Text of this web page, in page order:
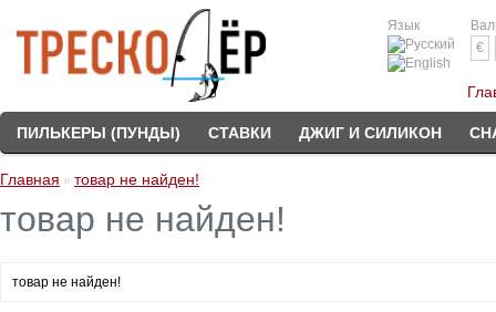
Язык
€
ПИЛЬКЕРЫ (ПУНДЫ) СТАВКИ ДЖИГ И СИЛИКОН
Главная » товар не найден!
товар не найден!
товар не найден!